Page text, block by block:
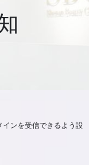
インを受信できるよう設